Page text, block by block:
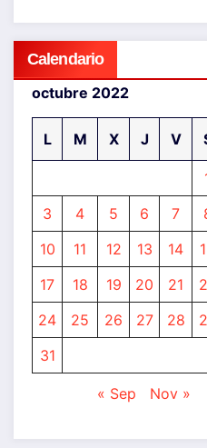
Calendario
octubre 2022
L M X J V
3
4 5 6 7
10
11 12 13 14
17
18 19 20 21
24
25 26 27 28
31
« Sep Nov »